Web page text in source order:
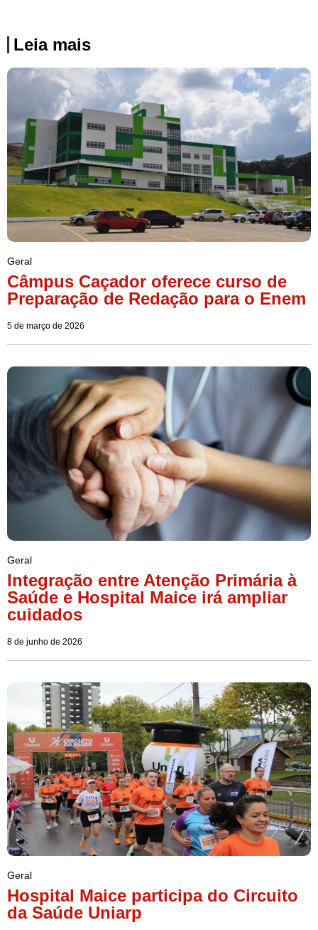
Leia mais
Geral
Câmpus Caçador oferece curso de
Preparação de Redação para o Enem
5 de março de 2026
Geral
Integração entre Atenção Primária à
Saúde e Hospital Maice irá ampliar
cuidados
8 de junho de 2026
Geral
Hospital Maice participa do Circuito
da Saúde Uniarp